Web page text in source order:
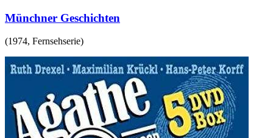
Münchner Geschichten
(1974, Fernsehserie)